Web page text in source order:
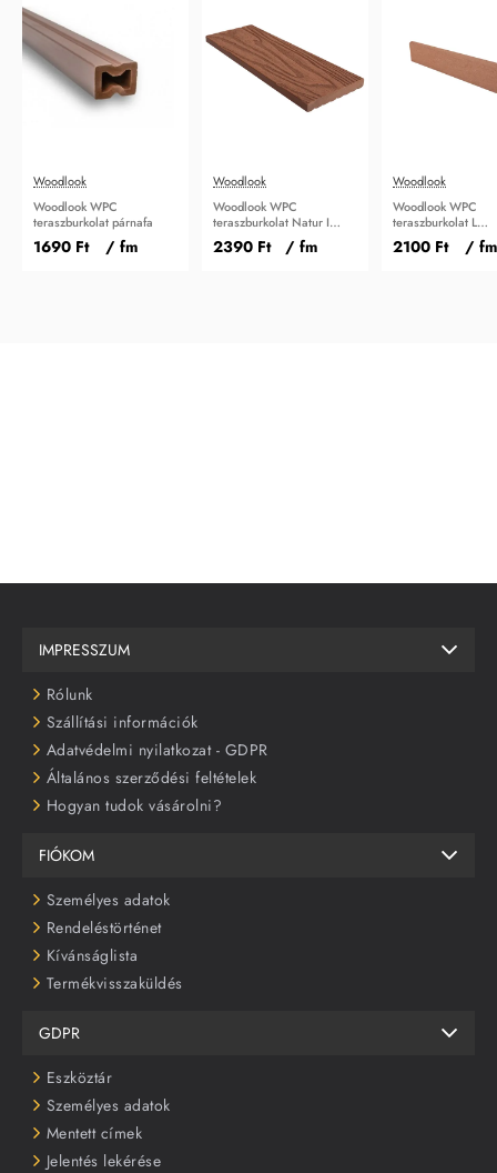
Woodlook
Woodlook WPC
teraszburkolat párnafa
1690 Ft / fm
Woodlook
Woodlook WPC
teraszburkolat Natur I
oldaltakaró 71
2390 Ft / fm
Woodlook
Woodlook WPC
teraszburkolat L
oldaltakaró
2100 Ft / fm
IMPRESSZUM
Rólunk
Szállítási információk
Adatvédelmi nyilatkozat - GDPR
Általános szerződési feltételek
Hogyan tudok vásárolni?
FIÓKOM
Személyes adatok
Rendeléstörténet
Kívánságlista
Termékvisszaküldés
GDPR
Eszköztár
Személyes adatok
Mentett címek
Jelentés lekérése